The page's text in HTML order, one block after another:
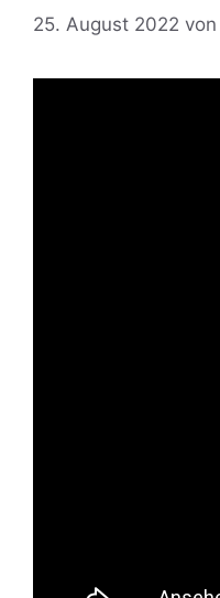
25. August 2022 von